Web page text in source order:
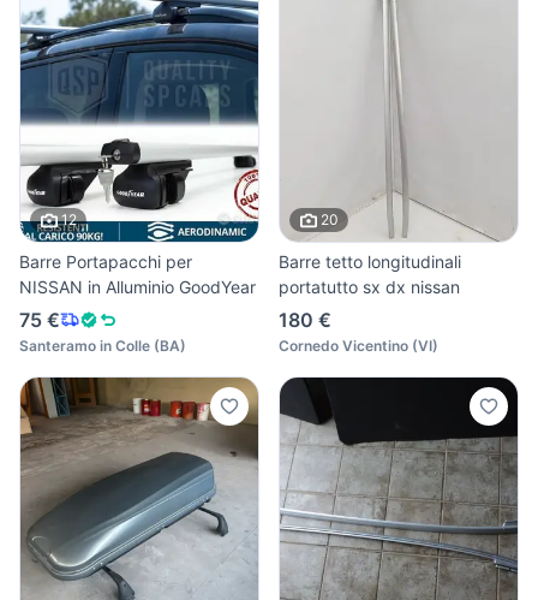
12
Barre Portapacchi per
NISSAN in Alluminio GoodYear
75 €
Santeramo in Colle (BA)
20
Barre tetto longitudinali
portatutto sx dx nissan
180 €
Cornedo Vicentino (VI)